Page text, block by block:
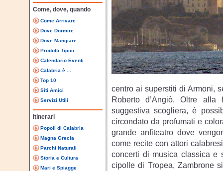
Come, dove, quando
Come Arrivare
Dove Dormire
Dove Mangiare
Prodotti Tipici
Calendario Eventi
Calabria è ...
Top 10
Siti Amici
Servizi Utili
Itinerari
Popoli di Calabria
Magna Grecia
Parchi Naturali
Storia e Cultura
Mari e Spiagge
centro ai superstiti di Armoni,
Roberto d’Angiò. Oltre
suggestiva scogliera, è
circondato da profumati e
grande anfiteatro dove
come recite con attori
concerti di musica classica e
cipolle di Tropea, Zambrone